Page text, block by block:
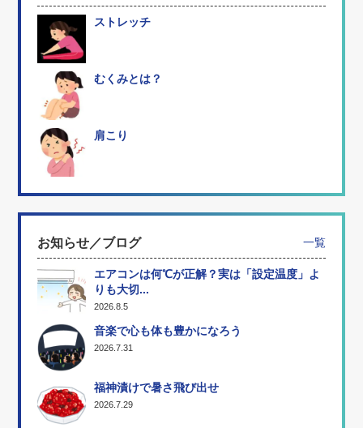
ストレッチ
むくみとは？
肩こり
お知らせ／ブログ 一覧
エアコンは何℃が正解？実は「設定温度」よ
りも大切...
2026.8.5
音楽で心も体も豊かになろう
2026.7.31
福神漬けで暑さ飛び出せ
2026.7.29